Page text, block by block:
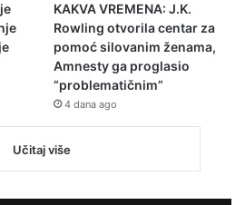
KAKVA VREMENA: J.K.
Rowling otvorila centar za
pomoć silovanim ženama,
Amnesty ga proglasio
“problematičnim”
4 dana ago
Učitaj više